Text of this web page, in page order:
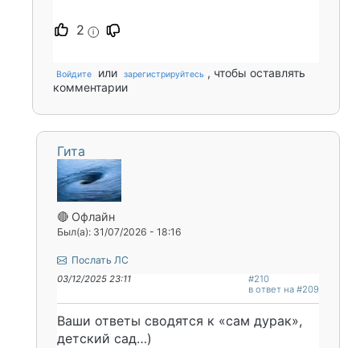
2 i
Войдите или зарегистрируйтесь , чтобы оставлять
комментарии
Гита
🔴 Офлайн
Был(а): 31/07/2026 - 18:16
Послать ЛС
03/12/2025 23:11
#210
в ответ на #209
Ваши ответы сводятся к «сам дурак»,
детский сад…)